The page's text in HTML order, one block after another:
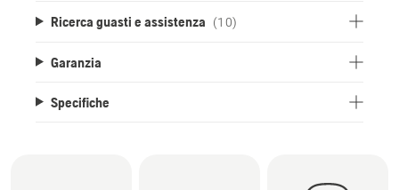
Ricerca guasti e assistenza (10)
Garanzia
Specifiche